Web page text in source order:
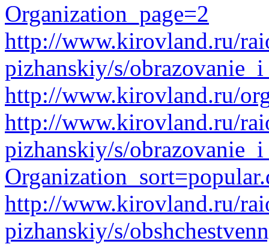
Organization_page=2
http://www.kirovland.ru/
pizhanskiy/s/
http://www.kirovland.ru/
http://www.kirovland.ru/
pizhanskiy/s/
http://www.kirovland.ru/
pizhanskiy/s/